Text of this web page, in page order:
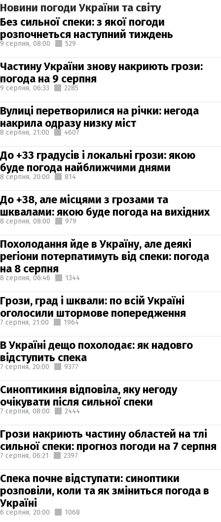
Новини погоди України та світу
Без сильної спеки: з якої погоди
розпочнеться наступний тиждень
9 серпня, 08:00 529
Частину України знову накриють грози:
погода на 9 серпня
9 серпня, 06:33 2285
Вулиці перетворилися на річки: негода
накрила одразу низку міст
8 серпня, 21:00 4607
До +33 градусів і локальні грози: якою
буде погода найближчими днями
8 серпня, 20:00 814
До +38, але місцями з грозами та
шквалами: якою буде погода на вихідних
8 серпня, 08:00 979
Похолодання йде в Україну, але деякі
регіони потерпатимуть від спеки: погода
на 8 серпня
8 серпня, 06:46 1344
Грози, град і шквали: по всій Україні
оголосили штормове попередження
7 серпня, 21:00 1964
В Україні дещо похолодає: як надовго
відступить спека
7 серпня, 20:00 9377
Синоптикиня відповіла, яку негоду
очікувати після сильної спеки
7 серпня, 08:00 2444
Грози накриють частину областей на тлі
сильної спеки: прогноз погоди на 7 серпня
7 серпня, 06:21 2397
Спека почне відступати: синоптики
розповіли, коли та як зміниться погода в
Україні
6 серпня, 20:00 1068